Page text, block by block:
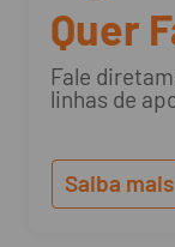
Quer
Fale
linhas de
Saiba mais